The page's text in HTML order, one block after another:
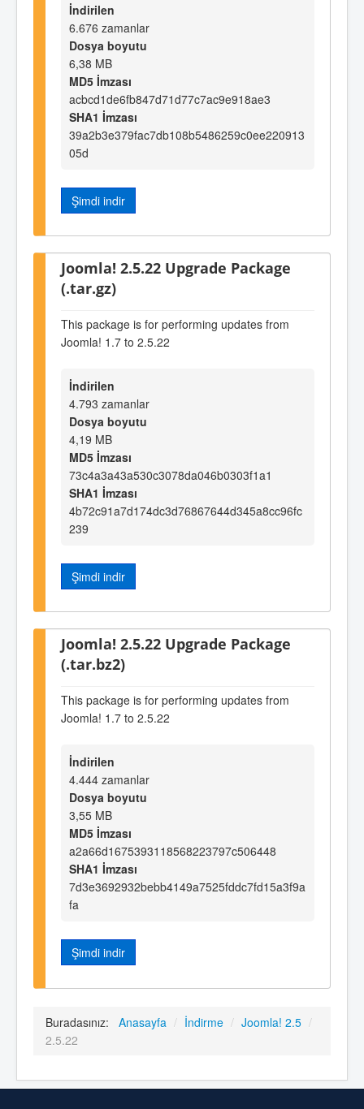
İndirilen
6.676 zamanlar
Dosya boyutu
6,38 MB
MD5 İmzası
acbcd1de6fb847d71d77c7ac9e918ae3
SHA1 İmzası
39a2b3e379fac7db108b5486259c0ee220913
05d
Şimdi indir
Joomla! 2.5.22 Upgrade Package
(.tar.gz)
This package is for performing updates from
Joomla! 1.7 to 2.5.22
İndirilen
4.793 zamanlar
Dosya boyutu
4,19 MB
MD5 İmzası
73c4a3a43a530c3078da046b0303f1a1
SHA1 İmzası
4b72c91a7d174dc3d76867644d345a8cc96fc
239
Şimdi indir
Joomla! 2.5.22 Upgrade Package
(.tar.bz2)
This package is for performing updates from
Joomla! 1.7 to 2.5.22
İndirilen
4.444 zamanlar
Dosya boyutu
3,55 MB
MD5 İmzası
a2a66d1675393118568223797c506448
SHA1 İmzası
7d3e3692932bebb4149a7525fddc7fd15a3f9a
fa
Şimdi indir
Buradasınız: Anasayfa / İndirme / Joomla! 2.5 /
2.5.22